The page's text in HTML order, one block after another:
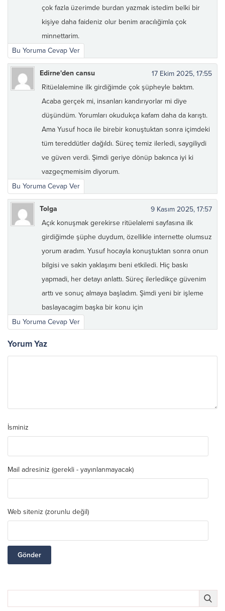
çok fazla üzerimde burdan yazmak istedim belki bir
kişiye daha faideniz olur benim aracılığimla çok
minnettarim.
Bu Yoruma Cevap Ver
Edirne'den cansu
17 Ekim 2025, 17:55
Ritüelalemine ilk girdiğimde çok şüpheyle baktım.
Acaba gerçek mi, insanları kandırıyorlar mi diye
düşündüm. Yorumları okudukça kafam daha da karıştı.
Ama Yusuf hoca ile birebir konuştuktan sonra içimdeki
tüm tereddütler dağıldı. Süreç temiz ilerledi, saygiliydi
ve güven verdi. Şimdi geriye dönüp bakınca iyi ki
vazgeçmemisim diyorum.
Bu Yoruma Cevap Ver
Tolga
9 Kasım 2025, 17:57
Açık konuşmak gerekirse ritüelalemi sayfasına ilk
girdiğimde şüphe duydum, özellikle internette olumsuz
yorum aradım. Yusuf hocayla konuştuktan sonra onun
bilgisi ve sakin yaklaşımı beni etkiledi. Hiç baskı
yapmadi, her detayı anlattı. Süreç ilerledikçe güvenim
arttı ve sonuç almaya başladım. Şimdi yeni bir işleme
baslayacagim başka bir konu için
Bu Yoruma Cevap Ver
Yorum Yaz
İsminiz
Mail adresiniz (gerekli - yayınlanmayacak)
Web siteniz (zorunlu değil)